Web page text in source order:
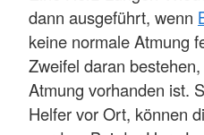
dann ausgeführt, wenn
keine normale Atmung
Zweifel daran
Atmung vorhanden ist.
Helfer vor Ort, können